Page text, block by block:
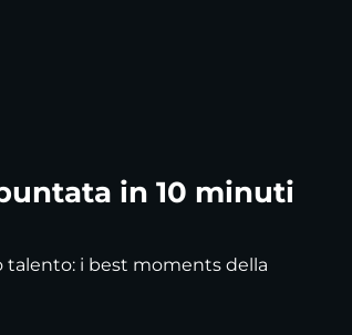
in 10 minuti
talento: i best moments della